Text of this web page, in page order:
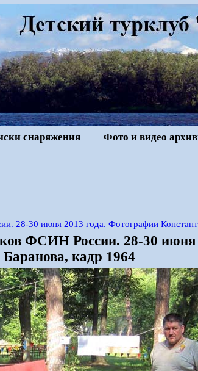
снаряжения Фото и видео
28-30 июня 2013 года. Фотографии
ФСИН России. 28-30 июня
кадр 1964